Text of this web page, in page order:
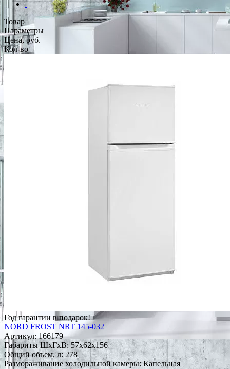
Товар
Параметры
Цена, руб.
Кол-во
Год гарантии в подарок!
NORD FROST NRT 145-032
Артикул: 166179
Габариты ШxГxВ: 57x62x156
Общий объем, л: 278
Размораживание холодильной камеры: Капельная